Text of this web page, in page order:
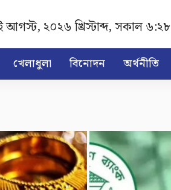
আগস্ট, ২০২৬ খ্রিস্টাব্দ,সকাল ৬:২৮
খেলাধুলা বিনোদন অর্থনীতি